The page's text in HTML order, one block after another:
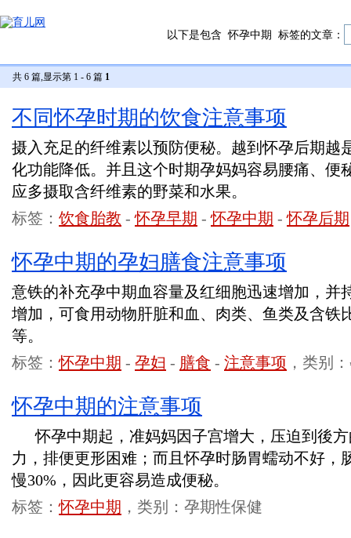
以下是包含 怀孕中期 标签的文章：
共 6 篇,显示第 1 - 6 篇 1
不同怀孕时期的饮食注意事项
摄入充足的纤维素以预防便秘。越到怀孕后期越
化功能降低。并且这个时期孕妈妈容易腰痛、便
应多摄取含纤维素的野菜和水果。
标签： 饮食胎教 -怀孕早期 -怀孕中期 -怀孕后期
怀孕中期的孕妇膳食注意事项
意铁的补充孕中期血容量及红细胞迅速增加，并
增加，可食用动物肝脏和血、肉类、鱼类及含铁
等。
标签：怀孕中期 - 孕妇 - 膳食 - 注意事项 ，类别
怀孕中期的注意事项
怀孕中期起，准妈妈因子宫增大，压迫到後方
力，排便更形困难；而且怀孕时肠胃蠕动不好，
慢30%，因此更容易造成便秘。
标签：怀孕中期 ，类别：孕期性保健